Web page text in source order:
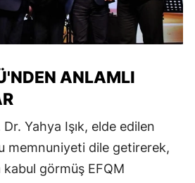
ANLAMLI
Yahya Işık, elde edilen
memnuniyeti dile getirerek,
kabul görmüş EFQM